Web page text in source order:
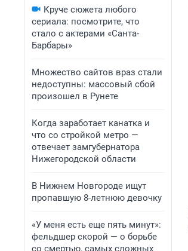
Круче сюжета любого
сериала: посмотрите, что
стало с актерами «Санта-
Барбары»
Множество сайтов враз стали
недоступны: массовый сбой
произошел в Рунете
Когда заработает канатка и
что со стройкой метро —
отвечает замгубернатора
Нижегородской области
В Нижнем Новгороде ищут
пропавшую 8-летнюю девочку
«У меня есть еще пять минут»:
фельдшер скорой — о борьбе
со смертью, самых сложных